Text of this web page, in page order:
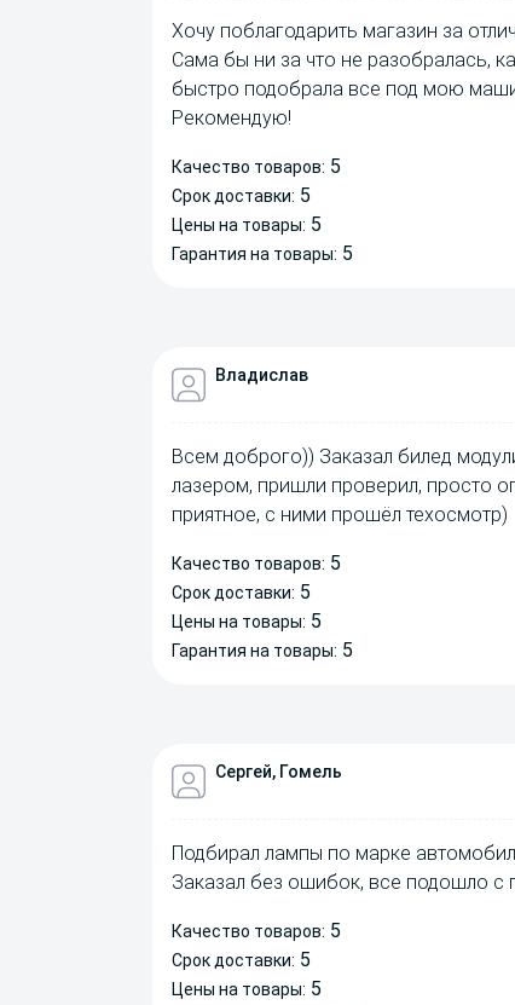
Хочу поблагодарить магазин за
Сама бы ни за что не разобралась,
быстро подобрала все под мою
Рекомендую!
Качество товаров: 5
Срок доставки: 5
Цены на товары: 5
Гарантия на товары: 5
Владислав
Всем доброго)) Заказал билед
лазером, пришли проверил, просто
приятное, с ними прошёл техосмотр)
Качество товаров: 5
Срок доставки: 5
Цены на товары: 5
Гарантия на товары: 5
Сергей, Гомель
Подбирал лампы по марке
Заказал без ошибок, все подошло с
Качество товаров: 5
Срок доставки: 5
Цены на товары: 5